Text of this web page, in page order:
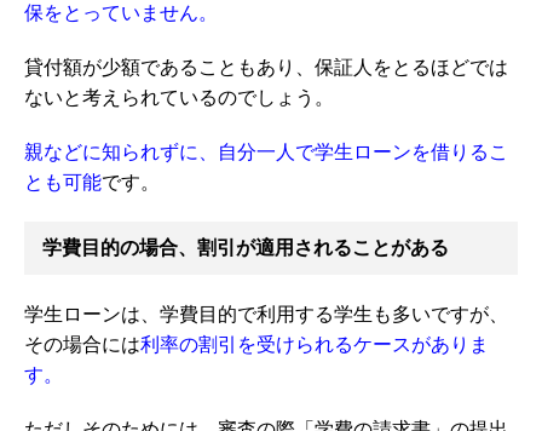
保をとっていません。
貸付額が少額であることもあり、保証人をとるほどでは
ないと考えられているのでしょう。
親などに知られずに、自分一人で学生ローンを借りるこ
とも可能です。
学費目的の場合、割引が適用されることがある
学生ローンは、学費目的で利用する学生も多いですが、
その場合には利率の割引を受けられるケースがありま
す。